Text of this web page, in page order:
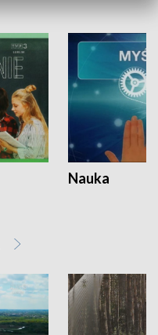
Nauka